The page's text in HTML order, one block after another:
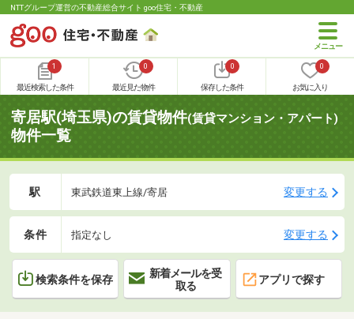
NTTグループ運営の不動産総合サイト goo住宅・不動産
1
最近検索した条件
0
最近見た物件
0
保存した条件
0
お気に入り
寄居駅(埼玉県)の賃貸物件(賃貸マンション・アパート)
物件一覧
駅 東武鉄道東上線/寄居 変更する
条件 指定なし 変更する
検索条件を保存
新着メールを受
取る
アプリで探す